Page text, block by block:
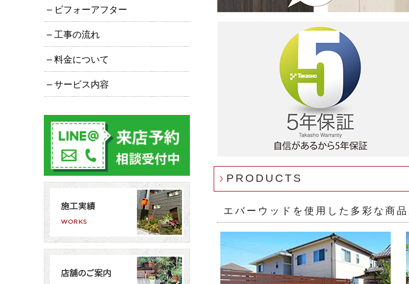
PRODUCTS
エバーウッドを使用した多彩な商
– ビフォーアフター
– 工事の流れ
– 料金について
– サービス内容